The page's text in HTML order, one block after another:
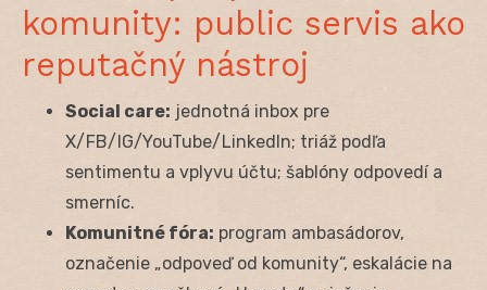
komunity: public servis ako
reputačný nástroj
Social care: jednotná inbox pre
X/FB/IG/YouTube/LinkedIn; triáž podľa
sentimentu a vplyvu účtu; šablóny odpovedí a
smerníc.
Komunitné fóra: program ambasádorov,
označenie „odpoveď od komunity“, eskalácie na